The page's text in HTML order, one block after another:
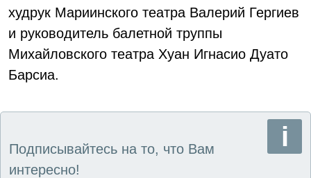
худрук Мариинского театра Валерий Гергиев
и руководитель балетной труппы
Михайловского театра Хуан Игнасио Дуато
Барсиа.
Подписывайтесь на то, что Вам
интересно!